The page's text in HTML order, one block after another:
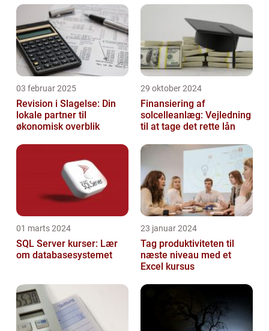
03 februar 2025
Revision i Slagelse: Din
lokale partner til
økonomisk overblik
29 oktober 2024
Finansiering af
solcelleanlæg: Vejledning
til at tage det rette lån
01 marts 2024
SQL Server kurser: Lær
om databasesystemet
23 januar 2024
Tag produktiviteten til
næste niveau med et
Excel kursus